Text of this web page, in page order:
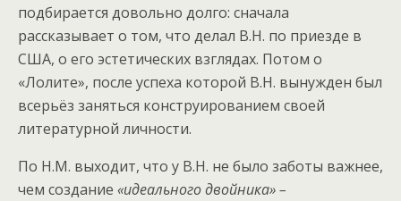
подбирается довольно долго: сначала
рассказывает о том, что делал В.Н. по приезде в
США, о его эстетических взглядах. Потом о
«Лолите», после успеха которой В.Н. вынужден был
всерьёз заняться конструированием своей
литературной личности.
По Н.М. выходит, что у В.Н. не было заботы важнее,
чем создание «идеального двойника» –